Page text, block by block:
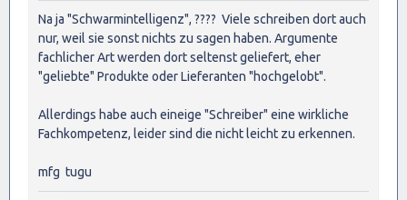
Na ja "Schwarmintelligenz", ???? Viele schreiben dort auch
nur, weil sie sonst nichts zu sagen haben. Argumente
fachlicher Art werden dort seltenst geliefert, eher
"geliebte" Produkte oder Lieferanten "hochgelobt".
Allerdings habe auch eineige "Schreiber" eine wirkliche
Fachkompetenz, leider sind die nicht leicht zu erkennen.
mfg tugu